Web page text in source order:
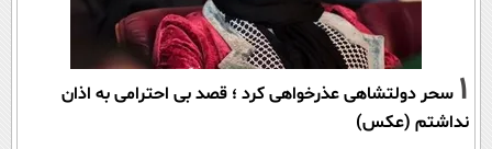
1 سحر دولتشاهی عذرخواهی کرد ؛ قصد بی احترامی به اذان
نداشتم (عکس)